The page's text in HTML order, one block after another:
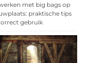
met big bags op
praktische tips
gebruik